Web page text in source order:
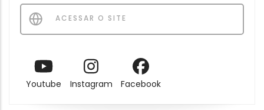
ACESSAR O SITE
Youtube Instagram Facebook